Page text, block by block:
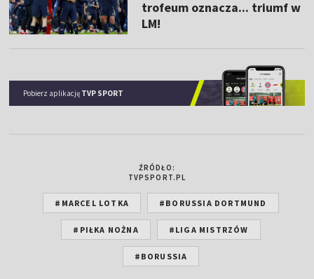
trofeum oznacza... triumf w
LM!
Pobierz aplikację TVP SPORT
ŹRÓDŁO:
TVPSPORT.PL
#MARCEL LOTKA #BORUSSIA DORTMUND
#PIŁKA NOŻNA #LIGA MISTRZÓW
#BORUSSIA